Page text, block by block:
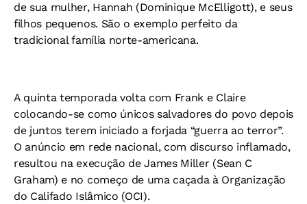
de sua mulher, Hannah (Dominique McElligott), e seus
filhos pequenos. São o exemplo perfeito da
tradicional família norte-americana.
A quinta temporada volta com Frank e Claire
colocando-se como únicos salvadores do povo depois
de juntos terem iniciado a forjada “guerra ao terror”.
O anúncio em rede nacional, com discurso inflamado,
resultou na execução de James Miller (Sean C
Graham) e no começo de uma caçada à Organização
do Califado Islâmico (OCI).